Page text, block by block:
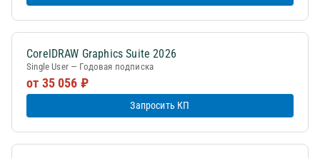
CorelDRAW Graphics Suite 2026
Single User — Годовая подписка
от 35 056 ₽
Запросить КП